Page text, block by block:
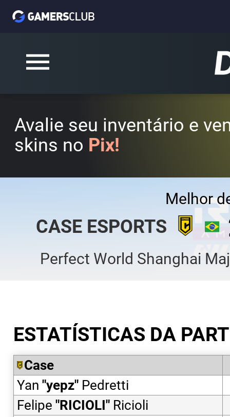
Avalie seu inventário e
skins no Pix!
Melhor
CASE ESPORTS
Perfect World Shanghai
ESTATÍSTICAS DA
Case
Yan "yepz" Pedretti
Felipe "RICIOLI" Ricioli